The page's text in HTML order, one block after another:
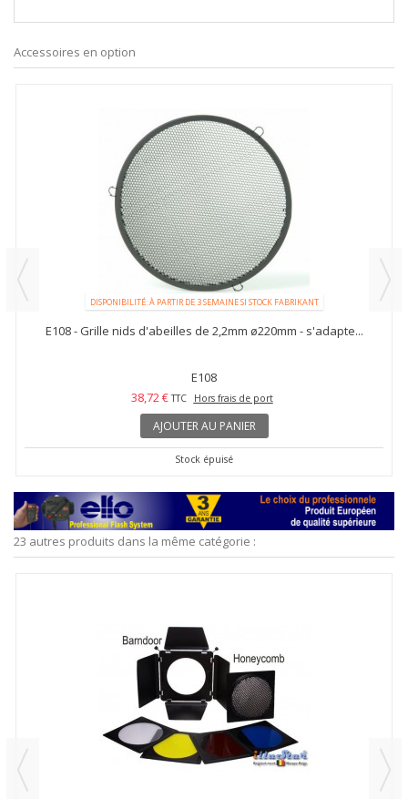
Accessoires en option
DISPONIBILITÉ: À PARTIR DE 3 SEMAINE SI STOCK FABRIKANT
E108 - Grille nids d'abeilles de 2,2mm ø220mm - s'adapte...
E108
38,72 € TTC Hors frais de port
AJOUTER AU PANIER
Stock épuisé
23 autres produits dans la même catégorie :